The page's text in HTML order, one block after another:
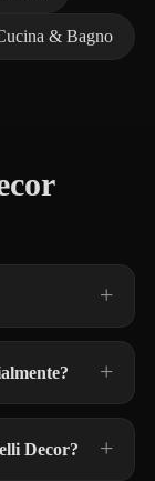
& Bagno
Decor?